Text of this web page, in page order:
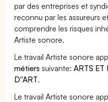
par des entreprises et
reconnu par les assureurs
comprendre les risques
Artiste sonore.
Le travail Artiste sonore
métiers suivante:ARTS ET
D''ART.
Le travail Artiste sonore